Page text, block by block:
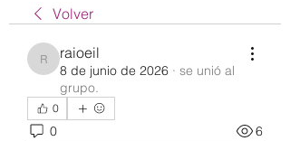
Volver
raioeil
raioeil
8 de junio de 2026 · se unió al
grupo.
0
0 6